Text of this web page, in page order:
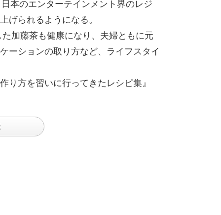
本のエンターテインメント界のレジ
げられるようになる。
加藤茶も健康になり、夫婦ともに元
ーションの取り方など、ライフスタイ
方を習いに行ってきたレシピ集』